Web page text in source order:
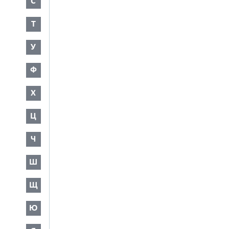
Т
У
Ф
Х
Ц
Ч
Ш
Щ
Ю